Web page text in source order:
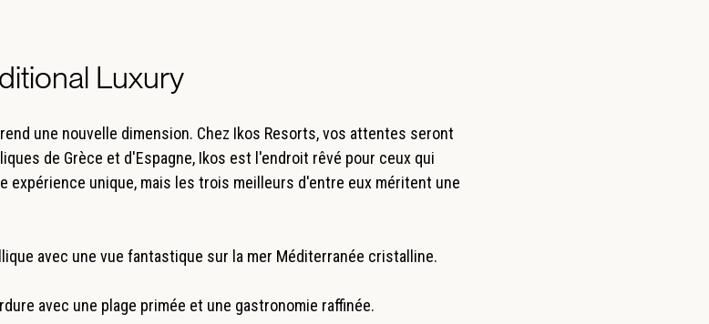
Luxury
une nouvelle dimension. Chez Ikos Resorts, vos attentes seront
de Grèce et d'Espagne, Ikos est l'endroit rêvé pour ceux qui
expérience unique, mais les trois meilleurs d'entre eux méritent une
avec une vue fantastique sur la mer Méditerranée cristalline.
avec une plage primée et une gastronomie raffinée.